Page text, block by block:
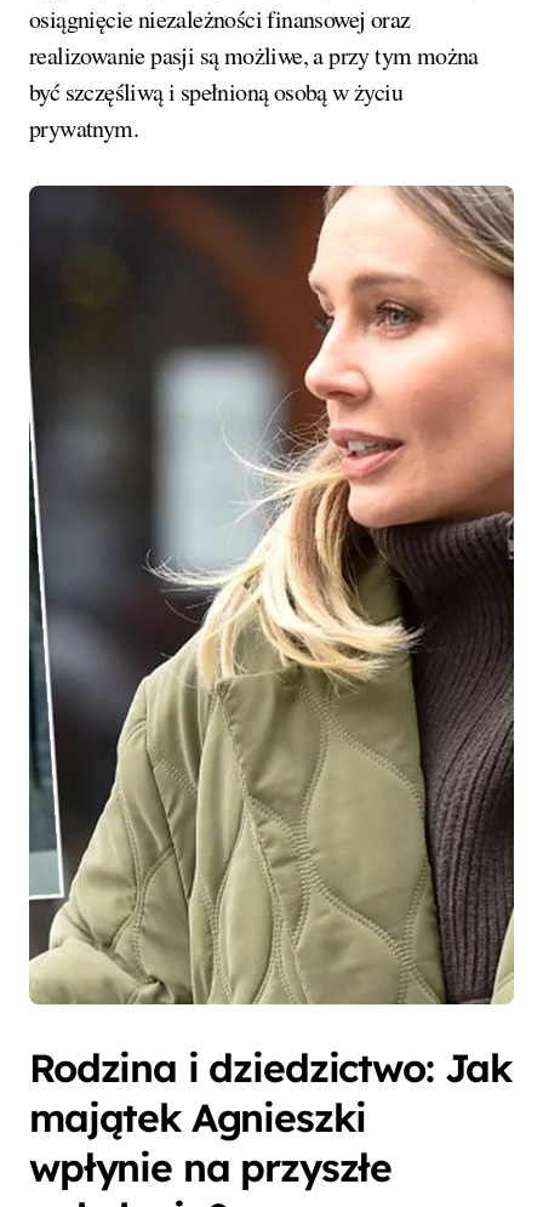
osiągnięcie niezależności finansowej oraz
realizowanie pasji są możliwe, a przy tym można
być szczęśliwą i spełnioną osobą w życiu
prywatnym.
Rodzina i dziedzictwo: Jak
majątek Agnieszki
wpłynie na przyszłe